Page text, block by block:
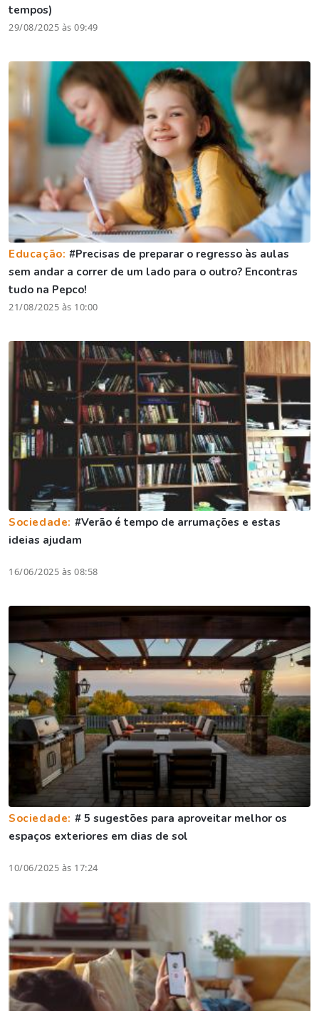
tempos)
29/08/2025 às 09:49
Educação:#Precisas de preparar o regresso às aulas
sem andar a correr de um lado para o outro? Encontras
tudo na Pepco!
21/08/2025 às 10:00
Sociedade: #Verão é tempo de arrumações e estas
ideias ajudam
16/06/2025 às 08:58
Sociedade: # 5 sugestões para aproveitar melhor os
espaços exteriores em dias de sol
10/06/2025 às 17:24